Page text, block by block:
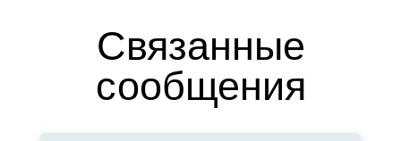
Связанные
сообщения